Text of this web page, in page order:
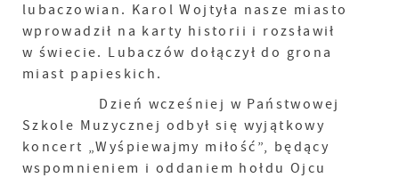
lubaczowian. Karol Wojtyła nasze miasto
wprowadził na karty historii i rozsławił
w świecie. Lubaczów dołączył do grona
miast papieskich.
Dzień wcześniej w Państwowej
Szkole Muzycznej odbył się wyjątkowy
koncert „Wyśpiewajmy miłość”, będący
wspomnieniem i oddaniem hołdu Ojcu